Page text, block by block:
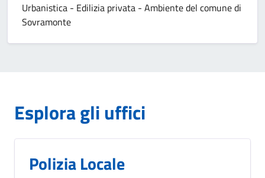
Urbanistica - Edilizia privata - Ambiente del comune di
Sovramonte
Esplora gli uffici
Polizia Locale